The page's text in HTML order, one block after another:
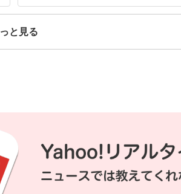
数
ス
ね
と見る